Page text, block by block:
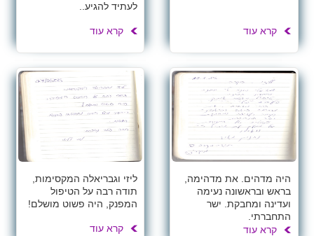
קרא עוד
לעתיד להגיע..
קרא עוד
היה מדהים. את מדהימה,
בראש ובראשונה נעימה
ועדינה ומחבקת. ישר
התחברתי.
קרא עוד
ליזי וגבריאלה המקסימות,
תודה רבה על הטיפול
המפנק, היה פשוט מושלם!
קרא עוד